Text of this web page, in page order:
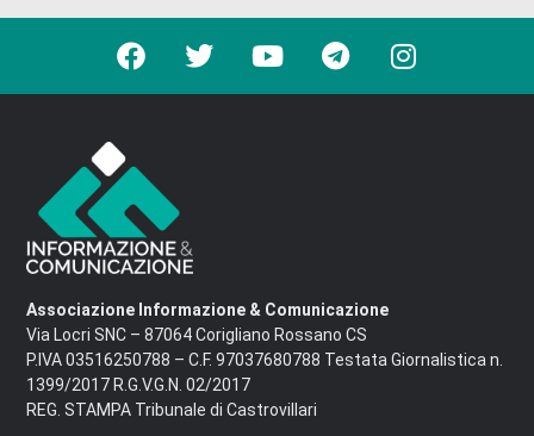
Associazione Informazione & Comunicazione
Via Locri SNC – 87064 Corigliano Rossano CS
P.IVA 03516250788 – C.F. 97037680788 Testata Giornalistica n.
1399/2017 R.G.V.G.N. 02/2017
REG. STAMPA Tribunale di Castrovillari